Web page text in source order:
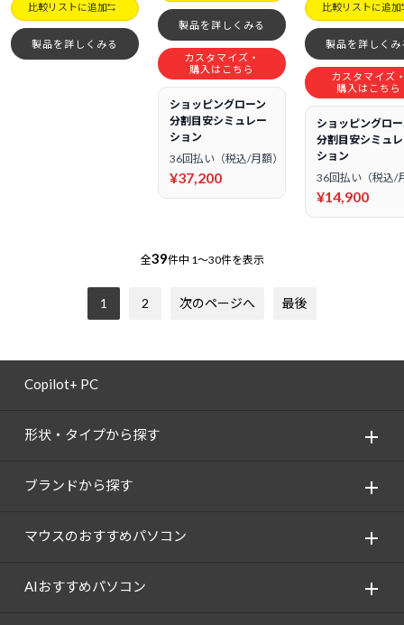
比較リストに追加
製品を詳しくみる
製品を詳しくみる
カスタマイズ・
購入はこちら
ショッピングローン
分割目安シミュレー
ション
36回払い（税込/月額）
¥37,200
比較リストに追加
製品を詳しくみ
カスタマイズ
購入はこちら
ショッピングロ
分割目安シミュ
ション
36回払い（税込/
¥14,900
全39件中 1～30件を表示
1 2 次のページへ 最後
Copilot+ PC
形状・タイプから探す
ブランドから探す
マウスのおすすめパソコン
AIおすすめパソコン